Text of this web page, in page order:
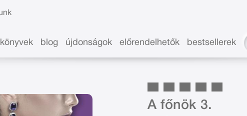
könyvek blog újdonságok előrendelhetők bestsellerek
A főnök 3.